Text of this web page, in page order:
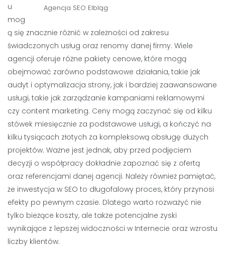
Agencja SEO Elbląg
u
mog
ą się znacznie różnić w zależności od zakresu
świadczonych usług oraz renomy danej firmy. Wiele
agencji oferuje różne pakiety cenowe, które mogą
obejmować zarówno podstawowe działania, takie jak
audyt i optymalizacja strony, jak i bardziej zaawansowane
usługi, takie jak zarządzanie kampaniami reklamowymi
czy content marketing. Ceny mogą zaczynać się od kilku
stówek miesięcznie za podstawowe usługi, a kończyć na
kilku tysiącach złotych za kompleksową obsługę dużych
projektów. Ważne jest jednak, aby przed podjęciem
decyzji o współpracy dokładnie zapoznać się z ofertą
oraz referencjami danej agencji. Należy również pamiętać,
że inwestycja w SEO to długofalowy proces, który przynosi
efekty po pewnym czasie. Dlatego warto rozważyć nie
tylko bieżące koszty, ale także potencjalne zyski
wynikające z lepszej widoczności w Internecie oraz wzrostu
liczby klientów.